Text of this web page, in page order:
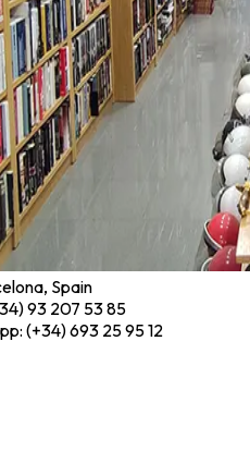
Spain
93 207 53 85
(+34) 693 25 95 12